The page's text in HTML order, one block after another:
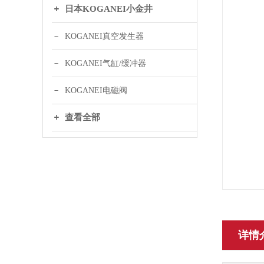
日本KOGANEI小金井
KOGANEI真空发生器
KOGANEI气缸/缓冲器
KOGANEI电磁阀
查看全部
详情